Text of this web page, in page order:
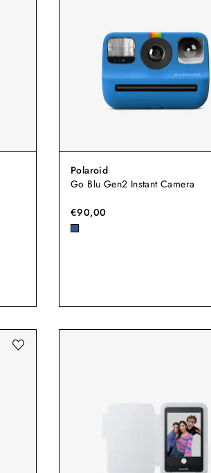
Polaroid
Go Blu Gen2 Instant Camera
€90,00